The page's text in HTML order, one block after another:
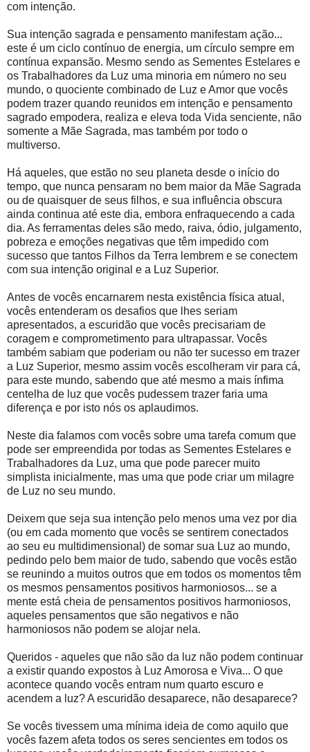
com intenção.
Sua intenção sagrada e pensamento manifestam ação...
este é um ciclo contínuo de energia, um círculo sempre em
contínua expansão. Mesmo sendo as Sementes Estelares e
os Trabalhadores da Luz uma minoria em número no seu
mundo, o quociente combinado de Luz e Amor que vocês
podem trazer quando reunidos em intenção e pensamento
sagrado empodera, realiza e eleva toda Vida senciente, não
somente a Mãe Sagrada, mas também por todo o
multiverso.
Há aqueles, que estão no seu planeta desde o início do
tempo, que nunca pensaram no bem maior da Mãe Sagrada
ou de quaisquer de seus filhos, e sua influência obscura
ainda continua até este dia, embora enfraquecendo a cada
dia. As ferramentas deles são medo, raiva, ódio, julgamento,
pobreza e emoções negativas que têm impedido com
sucesso que tantos Filhos da Terra lembrem e se conectem
com sua intenção original e a Luz Superior.
Antes de vocês encarnarem nesta existência física atual,
vocês entenderam os desafios que lhes seriam
apresentados, a escuridão que vocês precisariam de
coragem e comprometimento para ultrapassar. Vocês
também sabiam que poderiam ou não ter sucesso em trazer
a Luz Superior, mesmo assim vocês escolheram vir para cá,
para este mundo, sabendo que até mesmo a mais ínfima
centelha de luz que vocês pudessem trazer faria uma
diferença e por isto nós os aplaudimos.
Neste dia falamos com vocês sobre uma tarefa comum que
pode ser empreendida por todas as Sementes Estelares e
Trabalhadores da Luz, uma que pode parecer muito
simplista inicialmente, mas uma que pode criar um milagre
de Luz no seu mundo.
Deixem que seja sua intenção pelo menos uma vez por dia
(ou em cada momento que vocês se sentirem conectados
ao seu eu multidimensional) de somar sua Luz ao mundo,
pedindo pelo bem maior de tudo, sabendo que vocês estão
se reunindo a muitos outros que em todos os momentos têm
os mesmos pensamentos positivos harmoniosos... se a
mente está cheia de pensamentos positivos harmoniosos,
aqueles pensamentos que são negativos e não
harmoniosos não podem se alojar nela.
Queridos - aqueles que não são da luz não podem continuar
a existir quando expostos à Luz Amorosa e Viva... O que
acontece quando vocês entram num quarto escuro e
acendem a luz? A escuridão desaparece, não desaparece?
Se vocês tivessem uma mínima ideia de como aquilo que
vocês fazem afeta todos os seres sencientes em todos os